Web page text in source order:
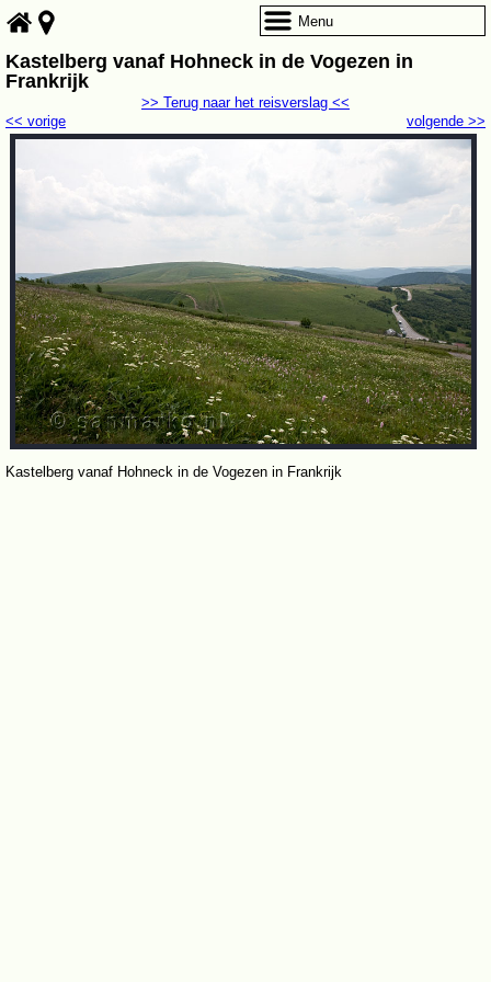
Kastelberg vanaf Hohneck in de Vogezen in
Frankrijk
volgende >>
<< vorige
>> Terug naar het reisverslag <<
Kastelberg vanaf Hohneck in de Vogezen in Frankrijk
Menu